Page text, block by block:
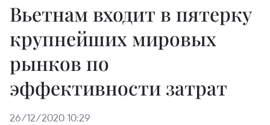
Вьетнам входит в пятерку
крупнейших мировых
рынков по
эффективности затрат
26/12/2020 10:29